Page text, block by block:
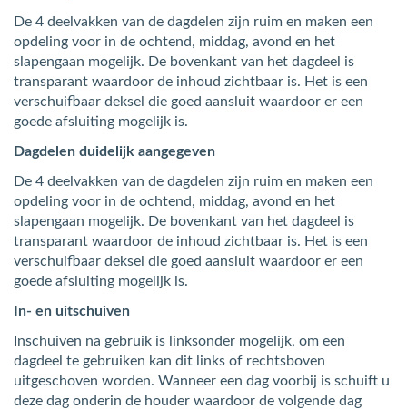
De 4 deelvakken van de dagdelen zijn ruim en maken een
opdeling voor in de ochtend, middag, avond en het
slapengaan mogelijk. De bovenkant van het dagdeel is
transparant waardoor de inhoud zichtbaar is. Het is een
verschuifbaar deksel die goed aansluit waardoor er een
goede afsluiting mogelijk is.
Dagdelen duidelijk aangegeven
De 4 deelvakken van de dagdelen zijn ruim en maken een
opdeling voor in de ochtend, middag, avond en het
slapengaan mogelijk. De bovenkant van het dagdeel is
transparant waardoor de inhoud zichtbaar is. Het is een
verschuifbaar deksel die goed aansluit waardoor er een
goede afsluiting mogelijk is.
In- en uitschuiven
Inschuiven na gebruik is linksonder mogelijk, om een
dagdeel te gebruiken kan dit links of rechtsboven
uitgeschoven worden. Wanneer een dag voorbij is schuift u
deze dag onderin de houder waardoor de volgende dag